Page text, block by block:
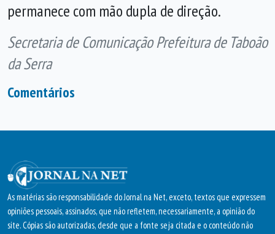
permanece com mão dupla de direção.
Secretaria de Comunicação Prefeitura de Taboão
da Serra
Comentários
As matérias são responsabilidade do Jornal na Net, exceto, textos que expressem
opiniões pessoais, assinados, que não refletem, necessariamente, a opinião do
site. Cópias são autorizadas, desde que a fonte seja citada e o conteúdo não